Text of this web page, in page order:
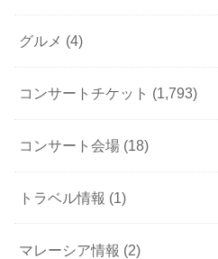
グルメ (4)
コンサートチケット (1,793)
コンサート会場 (18)
トラベル情報 (1)
マレーシア情報 (2)